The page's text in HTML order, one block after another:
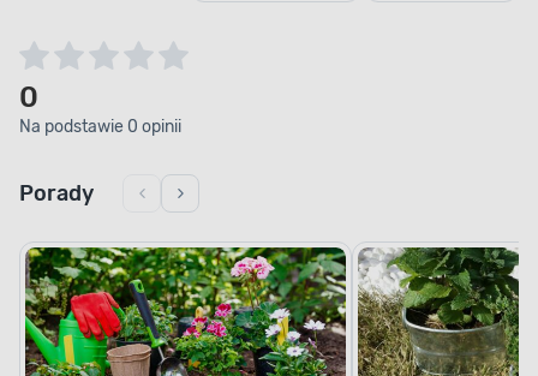
0
Na podstawie 0 opinii
Porady